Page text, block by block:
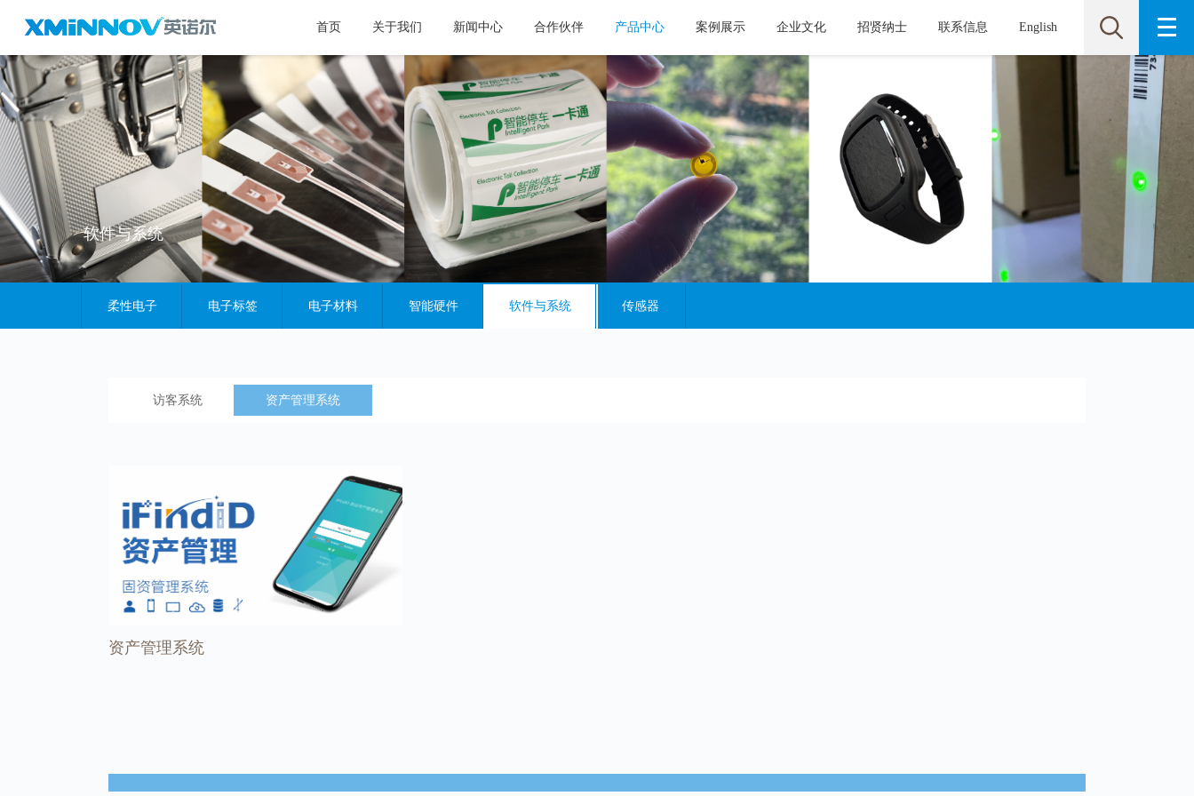
首页 关于我们 新闻中心 合作伙伴 产品中心 案例展示 企业文化 招贤纳士 联系信息 English
软件与系统
柔性电子 电子标签 电子材料 智能硬件 软件与系统 传感器
访客系统 资产管理系统
资产管理系统